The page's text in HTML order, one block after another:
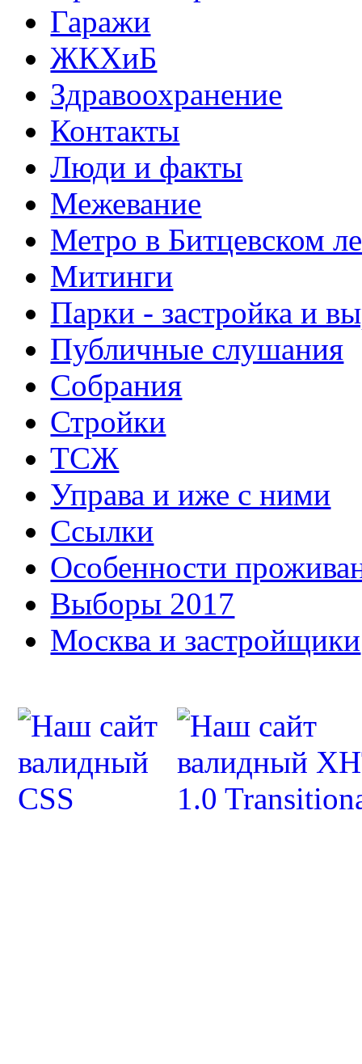
Гаражи
ЖКХиБ
Здравоохранение
Контакты
Люди и факты
Межевание
Метро в Битцевском
Митинги
Парки - застройка и
Публичные слушания
Собрания
Стройки
ТСЖ
Управа и иже с ними
Ссылки
Особенности
Выборы 2017
Москва и застройщики